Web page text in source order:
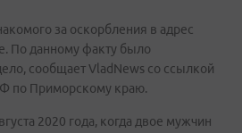
за оскорбления в адрес
По данному факту было
сообщает VladNews со ссылкой
по Приморскому краю.
2020 года, когда двое мужчин